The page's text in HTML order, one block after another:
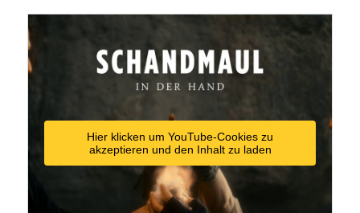
Hier klicken um YouTube-Cookies zu
akzeptieren und den Inhalt zu laden